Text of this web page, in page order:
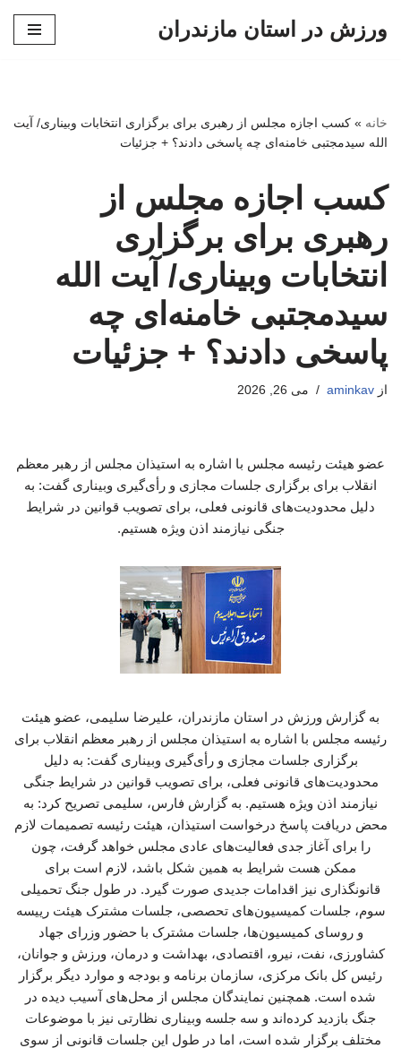
ورزش در استان مازندران
خانه » کسب اجازه مجلس از رهبری برای برگزاری انتخابات وبیناری/ آیت
الله سیدمجتبی خامنه‌ای چه پاسخی دادند؟ + جزئیات
کسب اجازه مجلس از
رهبری برای برگزاری
انتخابات وبیناری/ آیت الله
سیدمجتبی خامنه‌ای چه
پاسخی دادند؟ + جزئیات
از aminkav می 26, 2026
عضو هیئت رئیسه مجلس با اشاره به استیذان مجلس از رهبر معظم
انقلاب برای برگزاری جلسات مجازی و رأی‌گیری وبیناری گفت: به
دلیل محدودیت‌های قانونی فعلی، برای تصویب قوانین در شرایط
جنگی نیازمند اذن ویژه هستیم.
به گزارش ورزش در استان مازندران، علیرضا سلیمی، عضو هیئت
رئیسه مجلس با اشاره به استیذان مجلس از رهبر معظم انقلاب برای
برگزاری جلسات مجازی و رأی‌گیری وبیناری گفت: به دلیل
محدودیت‌های قانونی فعلی، برای تصویب قوانین در شرایط جنگی
نیازمند اذن ویژه هستیم. به گزارش فارس، سلیمی تصریح کرد: به
محض دریافت پاسخ درخواست استیذان، هیئت رئیسه تصمیمات لازم
را برای آغاز جدی فعالیت‌های عادی مجلس خواهد گرفت، چون
ممکن هست شرایط به همین شکل باشد، لازم است برای
قانونگذاری نیز اقدامات جدیدی صورت گیرد. در طول جنگ تحمیلی
سوم، جلسات کمیسیون‌های تحصصی، جلسات مشترک هیئت رییسه
و روسای کمیسیون‌ها، جلسات مشترک با حضور وزرای جهاد
کشاورزی، نفت، نیرو، اقتصادی، بهداشت و درمان، ورزش و جوانان،
رئیس کل بانک مرکزی، سازمان برنامه و بودجه و موارد دیگر برگزار
شده است. همچنین نمایندگان مجلس از محل‌های آسیب دیده در
جنگ بازدید کرده‌اند و سه جلسه وبیناری ‌نظارتی نیز با موضوعات
مختلف برگزار شده است، اما در طول این جلسات قانونی از سوی